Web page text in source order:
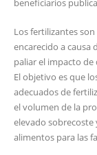
beneficiarios
Los fertilizantes
encarecido a causa
paliar el impacto
El objetivo es que
adecuados de
el volumen de la
elevado
alimentos para las